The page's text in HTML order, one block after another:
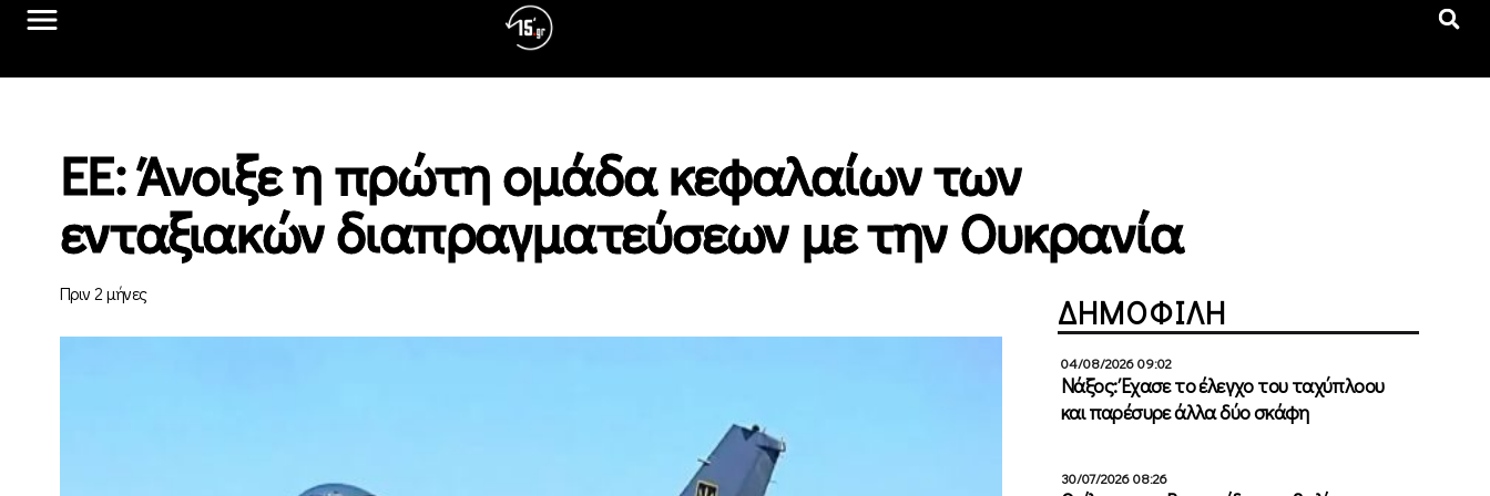
ΕΕ: Άνοιξε η πρώτη ομάδα κεφαλαίων των
ενταξιακών διαπραγματεύσεων με την Ουκρανία
Πριν 2 μήνες ΔΗΜΟΦΙΛΗ
04/08/2026 09:02
Νάξος: Έχασε το έλεγχο του ταχύπλοου
και παρέσυρε άλλα δύο σκάφη
30/07/2026 08:26